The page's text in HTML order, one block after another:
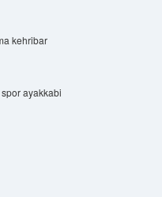
kehribar
ayakkabi